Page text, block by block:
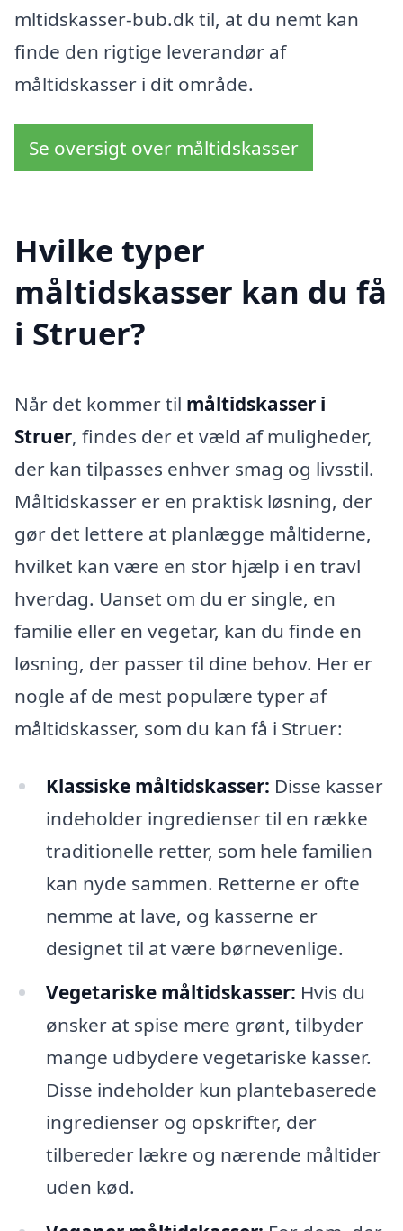
mltidskasser-bub.dk til, at du nemt kan
finde den rigtige leverandør af
måltidskasser i dit område.
Se oversigt over måltidskasser
Hvilke typer
måltidskasser kan du få
i Struer?
Når det kommer til måltidskasser i
Struer, findes der et væld af muligheder,
der kan tilpasses enhver smag og livsstil.
Måltidskasser er en praktisk løsning, der
gør det lettere at planlægge måltiderne,
hvilket kan være en stor hjælp i en travl
hverdag. Uanset om du er single, en
familie eller en vegetar, kan du finde en
løsning, der passer til dine behov. Her er
nogle af de mest populære typer af
måltidskasser, som du kan få i Struer:
Klassiske måltidskasser: Disse kasser
indeholder ingredienser til en række
traditionelle retter, som hele familien
kan nyde sammen. Retterne er ofte
nemme at lave, og kasserne er
designet til at være børnevenlige.
Vegetariske måltidskasser: Hvis du
ønsker at spise mere grønt, tilbyder
mange udbydere vegetariske kasser.
Disse indeholder kun plantebaserede
ingredienser og opskrifter, der
tilbereder lækre og nærende måltider
uden kød.